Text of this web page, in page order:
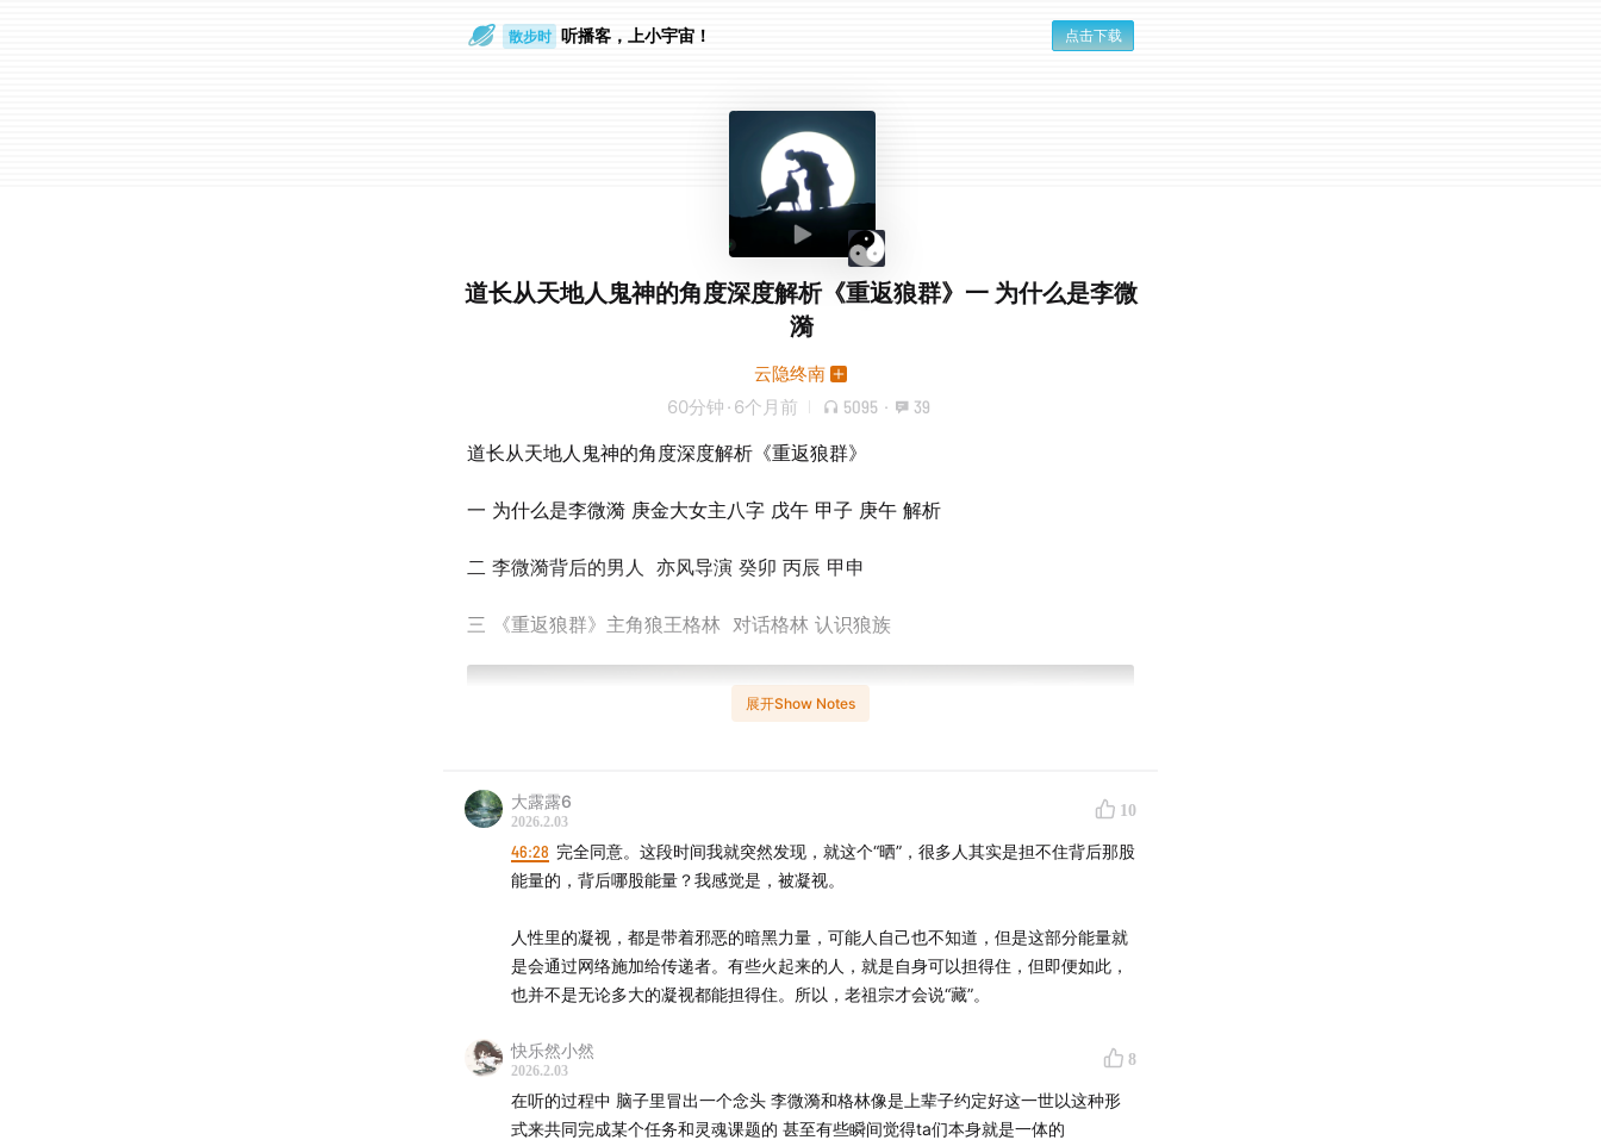
散步时
通勤路上
听播客，上小宇宙！ 点击下载
道长从天地人鬼神的角度深度解析《重返狼群》一 为什么是李微
漪
云隐终南
60分钟 · 6个月前 5095 · 39
道长从天地人鬼神的角度深度解析《重返狼群》
一 为什么是李微漪 庚金大女主八字 戊午 甲子 庚午 解析
二 李微漪背后的男人 亦风导演 癸卯 丙辰 甲申
三 《重返狼群》主角狼王格林 对话格林 认识狼族
展开Show Notes
大露露6
2026.2.03
10
46:28 完全同意。这段时间我就突然发现，就这个“晒”，很多人其实是担不住背后那股
能量的，背后哪股能量？我感觉是，被凝视。
人性里的凝视，都是带着邪恶的暗黑力量，可能人自己也不知道，但是这部分能量就
是会通过网络施加给传递者。有些火起来的人，就是自身可以担得住，但即便如此，
也并不是无论多大的凝视都能担得住。所以，老祖宗才会说“藏”。
快乐然小然
2026.2.03
8
在听的过程中 脑子里冒出一个念头 李微漪和格林像是上辈子约定好这一世以这种形
式来共同完成某个任务和灵魂课题的 甚至有些瞬间觉得ta们本身就是一体的